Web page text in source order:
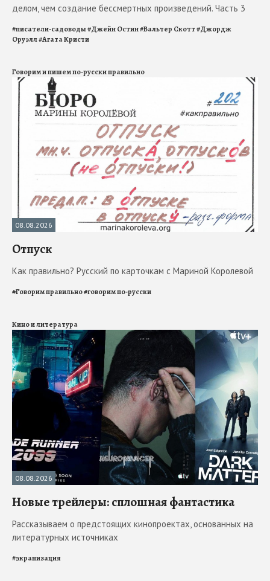
делом, чем создание бессмертных произведений. Часть 3
#писатели-садоводы#Джейн Остин#Вальтер Скотт#Джордж
Оруэлл#Агата Кристи
Говорим и пишем по-русски правильно
08.08.2026
Отпуск
Как правильно? Русский по карточкам с Мариной Королевой
#Говорим правильно#говорим по-русски
Кино и литература
08.08.2026
Новые трейлеры: сплошная фантастика
Рассказываем о предстоящих кинопроектах, основанных на
литературных источниках
#экранизация